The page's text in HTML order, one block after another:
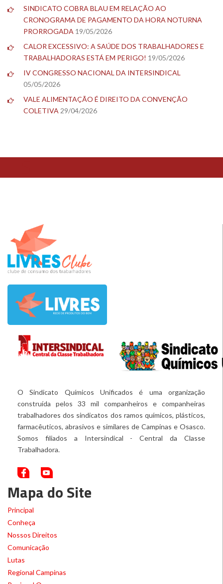
SINDICATO COBRA BLAU EM RELAÇÃO AO
CRONOGRAMA DE PAGAMENTO DA HORA NOTURNA
PRORROGADA 19/05/2026
CALOR EXCESSIVO: A SAÚDE DOS TRABALHADORES E
TRABALHADORAS ESTÁ EM PERIGO! 19/05/2026
IV CONGRESSO NACIONAL DA INTERSINDICAL
05/05/2026
VALE ALIMENTAÇÃO É DIREITO DA CONVENÇÃO
COLETIVA 29/04/2026
TESTE
O Sindicato Químicos Unificados é uma organização
construída pelos 33 mil companheiros e companheiras
trabalhadores dos sindicatos dos ramos químicos, plásticos,
farmacêuticos, abrasivos e similares de Campinas e Osasco.
Somos filiados a Intersindical - Central da Classe
Trabalhadora.
Mapa do Site
Principal
Conheça
Nossos Direitos
Comunicação
Lutas
Regional Campinas